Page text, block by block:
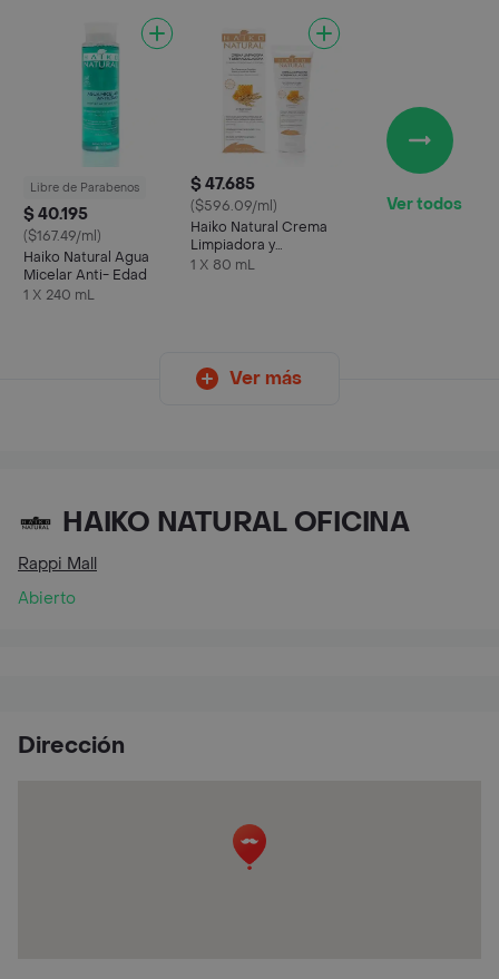
Libre de Parabenos
$ 40.195
($167.49/ml)
Haiko Natural Agua
Micelar Anti- Edad
1 X 240 mL
$ 47.685
($596.09/ml)
Haiko Natural Crema
Limpiadora y
Desmaquilladora
1 X 80 mL
Ver todos
Ver más
HAIKO NATURAL OFICINA
Rappi Mall
Abierto
Dirección